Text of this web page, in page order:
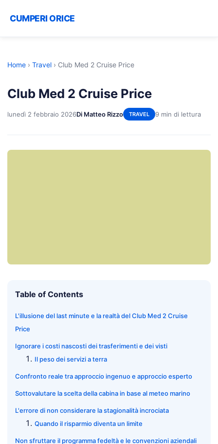
CUMPERI ORICE
Home › Travel › Club Med 2 Cruise Price
Club Med 2 Cruise Price
lunedì 2 febbraio 2026Di Matteo Rizzo TRAVEL 9 min di lettura
Table of Contents
L'illusione del last minute e la realtà del Club Med 2 Cruise
Price
Ignorare i costi nascosti dei trasferimenti e dei visti
Il peso dei servizi a terra
Confronto reale tra approccio ingenuo e approccio esperto
Sottovalutare la scelta della cabina in base al meteo marino
L'errore di non considerare la stagionalità incrociata
Quando il risparmio diventa un limite
Non sfruttare il programma fedeltà e le convenzioni aziendali